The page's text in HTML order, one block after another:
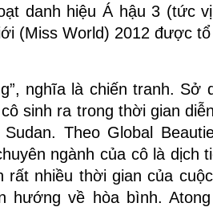
danh hiệu Á hậu 3 (tức
(Miss World) 2012 được
nghĩa là chiến tranh.
sinh ra trong thời gian
Theo Global
ngành của cô là dịch
rất nhiều thời gian của
hướng về hòa bình.